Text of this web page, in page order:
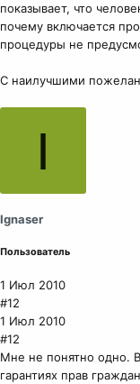
показывает, что
почему включается
процедуры не
С наилучшими
I
Ignaser
Пользователь
1 Июл 2010
#12
1 Июл 2010
#12
Мне не понятно одно.
гарантиях прав